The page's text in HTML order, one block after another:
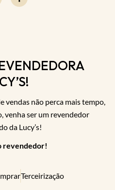
vendas não perca mais tempo,
venha ser um revendedor
da Lucy’s!
revendedor!
Terceirização